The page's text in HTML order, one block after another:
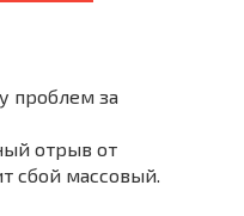
проблем за
отрыв от
сбой массовый.